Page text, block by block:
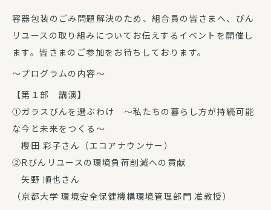
容器包装のごみ問題解決のため、組合員の皆さまへ、びん
リユースの取り組みについてお伝えするイベントを開催し
ます。皆さまのご参加をお待ちしております。
～プログラムの内容～
【第１部 講演】
①ガラスびんを選ぶわけ ～私たちの暮らし方が持続可能
な今と未来をつくる～
櫻田 彩子さん（エコアナウンサー）
②Rびんリユースの環境負荷削減への貢献
矢野 順也さん
（京都大学 環境安全保健機構環境管理部門 准教授）